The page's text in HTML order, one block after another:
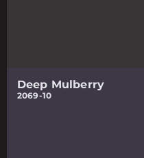
Deep Mulberry
2069-10